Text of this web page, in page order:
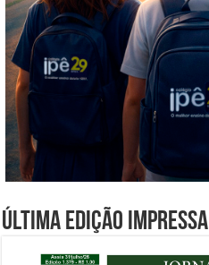
Última edição impressa